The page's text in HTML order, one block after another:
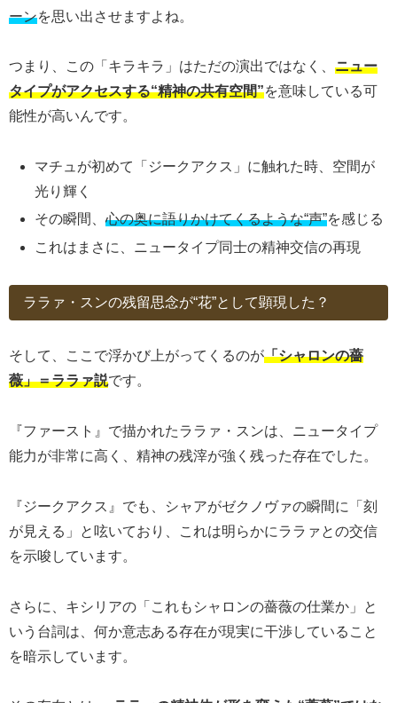
ーンを思い出させますよね。
つまり、この「キラキラ」はただの演出ではなく、 ニュー
タイプがアクセスする“精神の共有空間”を意味している可
能性が高いんです。
マチュが初めて「ジークアクス」に触れた時、空間が
光り輝く
その瞬間、心の奥に語りかけてくるような“声”を感じる
これはまさに、ニュータイプ同士の精神交信の再現
ララァ・スンの残留思念が“花”として顕現した？
そして、ここで浮かび上がってくるのが「シャロンの薔
薇」＝ララァ説です。
『ファースト』で描かれたララァ・スンは、ニュータイプ
能力が非常に高く、精神の残滓が強く残った存在でした。
『ジークアクス』でも、シャアがゼクノヴァの瞬間に「刻
が見える」と呟いており、これは明らかにララァとの交信
を示唆しています。
さらに、キシリアの「これもシャロンの薔薇の仕業か」と
いう台詞は、何か意志ある存在が現実に干渉していること
を暗示しています。